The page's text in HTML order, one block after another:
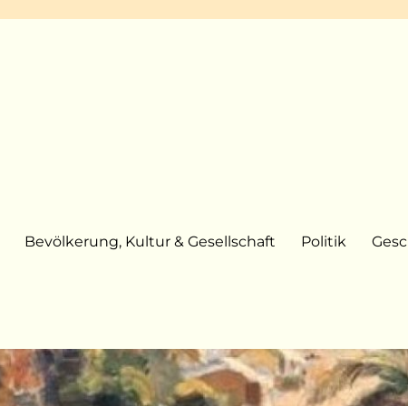
Bevölkerung, Kultur & Gesellschaft Politik